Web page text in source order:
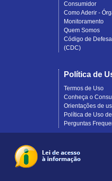
Consumidor
Como Aderir -
Monitoramento
Quem Somos
Código de
(CDC)
Política de
Termos de Uso
Conheça o
Orientações de
Política de Uso
Perguntas